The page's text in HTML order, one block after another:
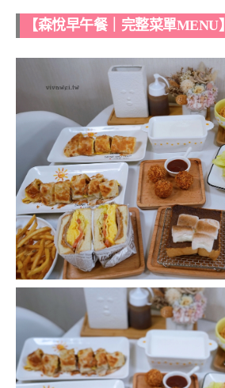
【森悅早午餐｜完整菜單MENU】